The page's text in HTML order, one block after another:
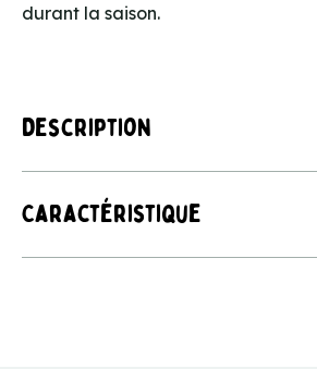
Description
Caractéristique
durant la saison.